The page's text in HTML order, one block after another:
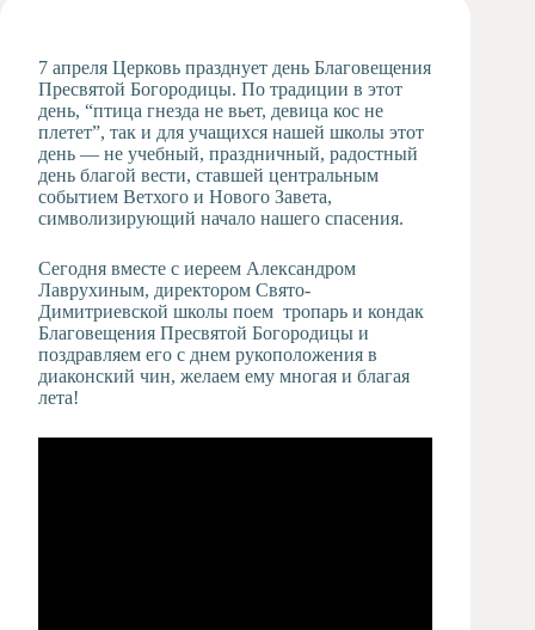
Музыкальное
отделение
Психологическая
Служба
Тьюторская
служба
7 апреля Церковь празднует день Благовещения
Пресвятой Богородицы. По традиции в этот
день, “птица гнезда не вьет, девица кос не
плетет”, так и для учащихся нашей школы этот
день — не учебный, праздничный, радостный
день благой вести, ставшей центральным
событием Ветхого и Нового Завета,
символизирующий начало нашего спасения.
Сегодня вместе с иереем Александром
Лаврухиным, директором Свято-
Димитриевской школы поем тропарь и кондак
Благовещения Пресвятой Богородицы и
поздравляем его с днем рукоположения в
диаконский чин, желаем ему многая и благая
лета!